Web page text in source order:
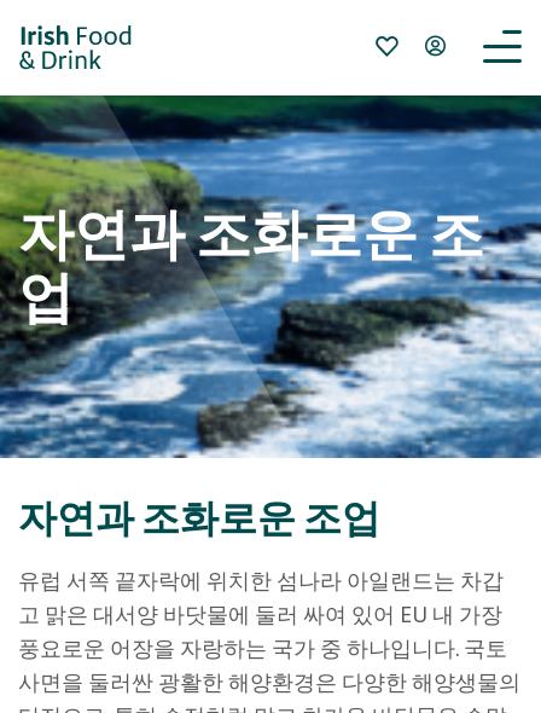
자연과 조화로운 조
업
자연과 조화로운 조업
유럽 서쪽 끝자락에 위치한 섬나라 아일랜드는 차갑
고 맑은 대서양 바닷물에 둘러 싸여 있어 EU 내 가장
풍요로운 어장을 자랑하는 국가 중 하나입니다. 국토
사면을 둘러싼 광활한 해양환경은 다양한 해양생물의